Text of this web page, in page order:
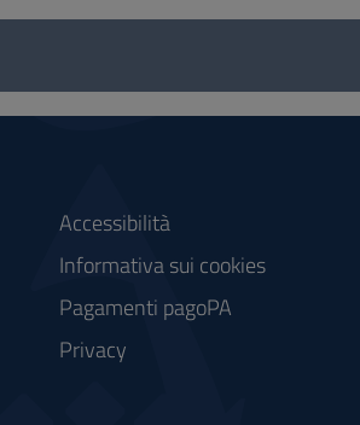
Accessibilità
Informativa sui cookies
Pagamenti pagoPA
Privacy